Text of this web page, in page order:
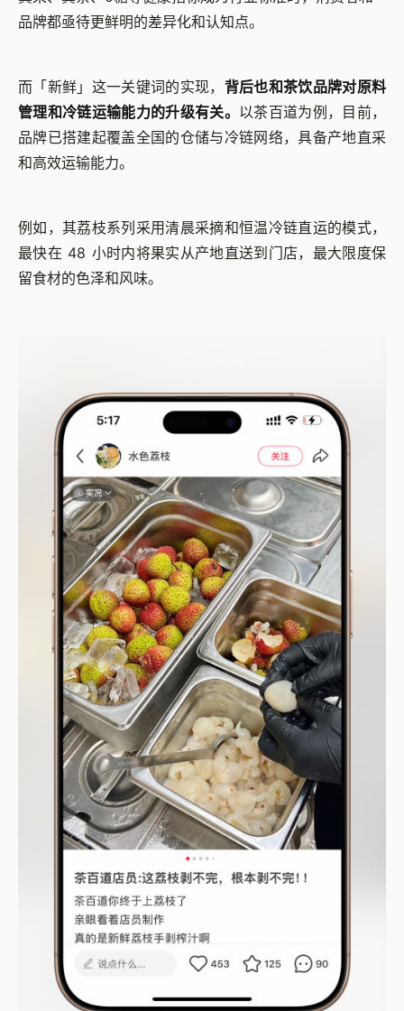
品牌都亟待更鲜明的差异化和认知点。
而「新鲜」这一关键词的实现， 背后也和茶饮品牌对原料
管理和冷链运输能力的升级有关。 以茶百道为例，目前，
品牌已搭建起覆盖全国的仓储与冷链网络，具备产地直采
和高效运输能力。
例如，其荔枝系列采用清晨采摘和恒温冷链直运的模式，
最快在 48 小时内将果实从产地直送到门店，最大限度保
留食材的色泽和风味。